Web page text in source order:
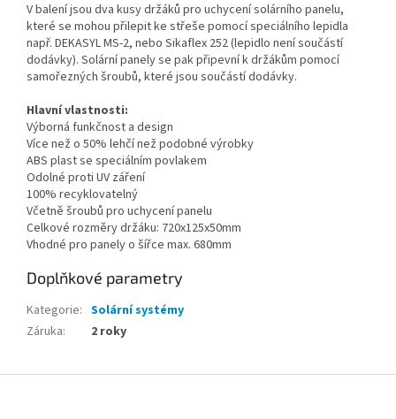
V balení jsou dva kusy držáků pro uchycení solárního panelu,
které se mohou přilepit ke střeše pomocí speciálního lepidla
např. DEKASYL MS-2, nebo Sikaflex 252 (lepidlo není součástí
dodávky). Solární panely se pak připevní k držákům pomocí
samořezných šroubů, které jsou součástí dodávky.
Hlavní vlastnosti:
Výborná funkčnost a design
Více než o 50% lehčí než podobné výrobky
ABS plast se speciálním povlakem
Odolné proti UV záření
100% recyklovatelný
Včetně šroubů pro uchycení panelu
Celkové rozměry držáku: 720x125x50mm
Vhodné pro panely o šířce max. 680mm
Doplňkové parametry
Kategorie: Solární systémy
Záruka: 2 roky